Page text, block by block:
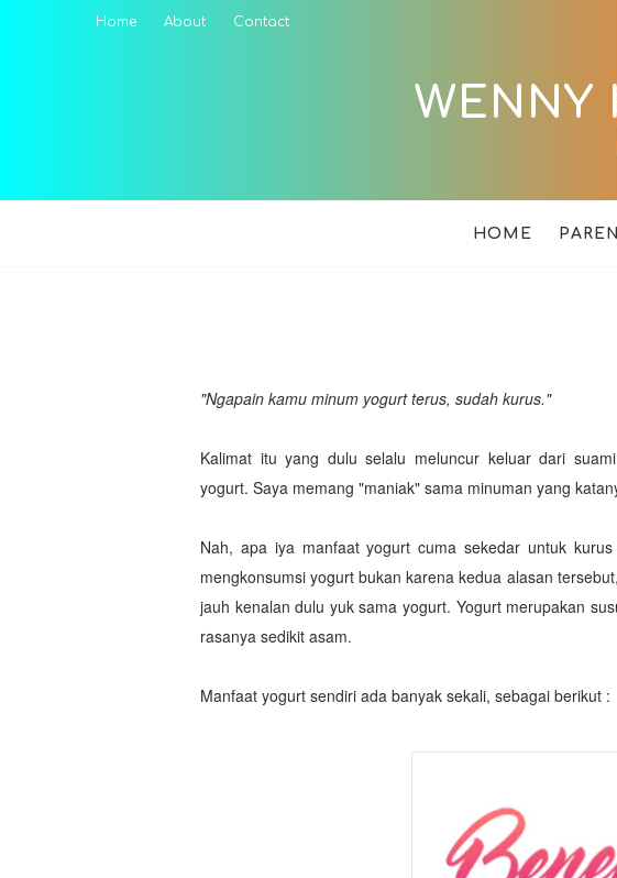
Home About Contact
WENNY
HOME
"Ngapain kamu minum yogurt terus, sudah kurus."
Kalimat itu yang dulu selalu meluncur keluar dari
yogurt. Saya memang "maniak" sama minuman yang
Nah, apa iya manfaat yogurt cuma sekedar untuk
mengkonsumsi yogurt bukan karena kedua alasan
jauh kenalan dulu yuk sama yogurt. Yogurt merupakan
rasanya sedikit asam.
Manfaat yogurt sendiri ada banyak sekali, sebagai berikut :